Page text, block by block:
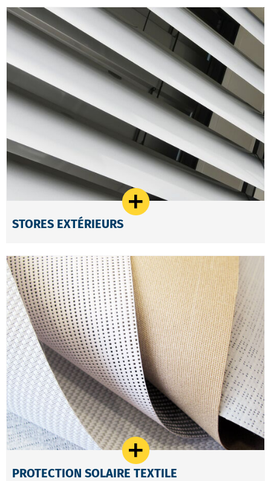
STORES EXTÉRIEURS
PROTECTION SOLAIRE TEXTILE